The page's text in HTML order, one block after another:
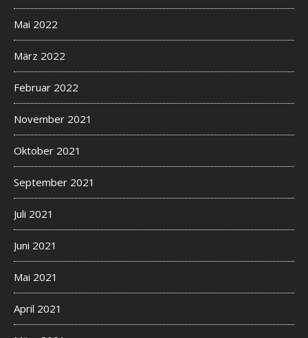
Mai 2022
März 2022
Februar 2022
November 2021
Oktober 2021
September 2021
Juli 2021
Juni 2021
Mai 2021
April 2021